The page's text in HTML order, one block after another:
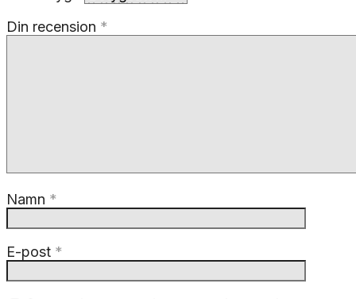
Din recension *
Namn *
E-post *